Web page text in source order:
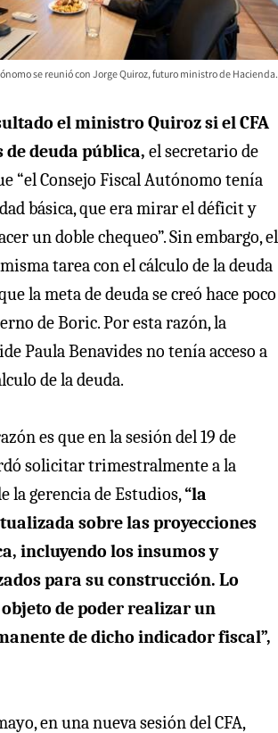
se reunió con Jorge Quiroz, futuro ministro de Hacienda.
el ministro Quiroz si el CFA
deuda pública, el secretario de
“el Consejo Fiscal Autónomo tenía
básica, que era mirar el déficit y
un doble chequeo”. Sin embargo, el
tarea con el cálculo de la deuda
la meta de deuda se creó hace poco
de Boric. Por esta razón, la
Paula Benavides no tenía acceso a
de la deuda.
es que en la sesión del 19 de
solicitar trimestralmente a la
la gerencia de Estudios,“la
sobre las proyecciones
incluyendo los insumos y
para su construcción. Lo
de poder realizar un
de dicho indicador fiscal”,
en una nueva sesión del CFA,